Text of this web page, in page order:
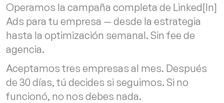
Anuncios en Linked[ln]
Marca ejecutiva
Blog
FAQ
Operamos la campaña completa de Linked[ln]
Ads para tu empresa — desde la estrategia
hasta la optimización semanal. Sin fee de
agencia.
Aceptamos tres empresas al mes. Después
de 30 días, tú decides si seguimos. Si no
funcionó, no nos debes nada.